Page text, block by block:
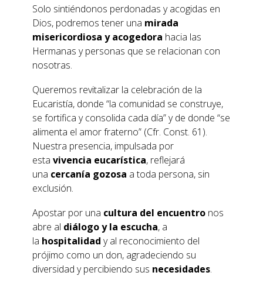
Solo sintiéndonos perdonadas y acogidas en
Dios, podremos tener una mirada
misericordiosa y acogedora hacia las
Hermanas y personas que se relacionan con
nosotras.
Queremos revitalizar la celebración de la
Eucaristía, donde “la comunidad se construye,
se fortifica y consolida cada día” y de donde “se
alimenta el amor fraterno” (Cfr. Const. 61).
Nuestra presencia, impulsada por
esta vivencia eucarística, reflejará
una cercanía gozosa a toda persona, sin
exclusión.
Apostar por una cultura del encuentro nos
abre al diálogo y la escucha, a
la hospitalidad y al reconocimiento del
prójimo como un don, agradeciendo su
diversidad y percibiendo sus necesidades.